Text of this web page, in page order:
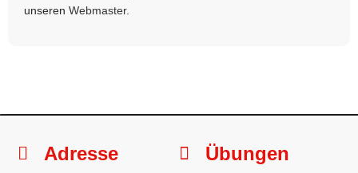
unseren Webmaster.
Adresse Übungen